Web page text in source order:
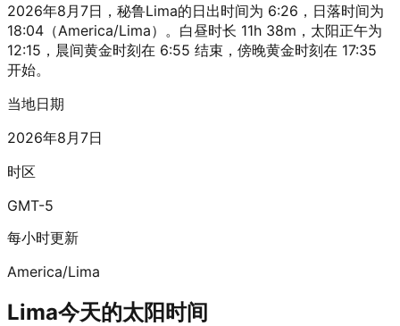
2026年8月7日，秘鲁Lima的日出时间为 6:26，日落时间为
18:04（America/Lima）。白昼时长 11h 38m，太阳正午为
12:15，晨间黄金时刻在 6:55 结束，傍晚黄金时刻在 17:35
开始。
当地日期
2026年8月7日
时区
GMT-5
每小时更新
America/Lima
Lima今天的太阳时间